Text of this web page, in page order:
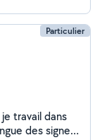
Particulier
travail dans
des signes